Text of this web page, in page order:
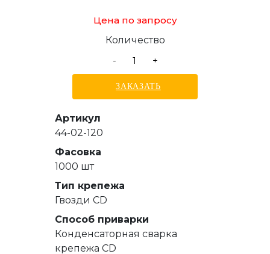
Цена по запросу
Количество
-
+
ЗАКАЗАТЬ
Артикул
44-02-120
Фасовка
1000 шт
Тип крепежа
Гвозди СD
Способ приварки
Конденсаторная сварка
крепежа CD